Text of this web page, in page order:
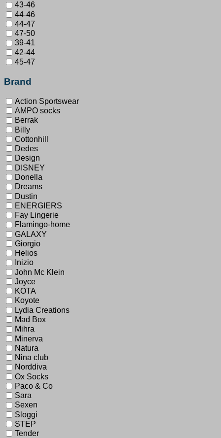
43-46
44-46
44-47
47-50
39-41
42-44
45-47
Brand
Action Sportswear
AMPO socks
Berrak
Billy
Cottonhill
Dedes
Design
DISNEY
Donella
Dreams
Dustin
ENERGIERS
Fay Lingerie
Flamingo-home
GALAXY
Giorgio
Helios
Inizio
John Mc Klein
Joyce
KOTA
Koyote
Lydia Creations
Mad Box
Mihra
Minerva
Natura
Nina club
Norddiva
Ox Socks
Paco & Co
Sara
Sexen
Sloggi
STEP
Tender